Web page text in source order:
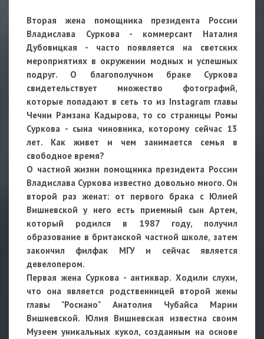
Вторая жена помощника президента России
Владислава Суркова - коммерсант Наталия
Дубовицкая - часто появляется на светских
мероприятиях в окружении модных и успешных
подруг. О благополучном браке Суркова
свидетельствует множество фотографий,
которые попадают в сеть то из Instagram главы
Чечни Рамзана Кадырова, то со страницы Ромы
Суркова - сына чиновника, которому сейчас 13
лет. Как живет и чем занимается семья в
свободное время?
О частной жизни помощника президента России
Владислава Суркова известно довольно много. Он
второй раз женат: от первого брака с Юлией
Вишневской у него есть приемный сын Артем,
который родился в 1987 году, получил
образование в британской частной школе, затем
закончил филфак МГУ и сейчас является
девелопером.
Первая жена Суркова - антиквар. Ходили слухи,
что она является родственницей второй жены
главы "Роснано" Анатолия Чубайса Марии
Вишневской. Юлия Вишневская известна своим
Музеем уникальных кукол, созданным на основе